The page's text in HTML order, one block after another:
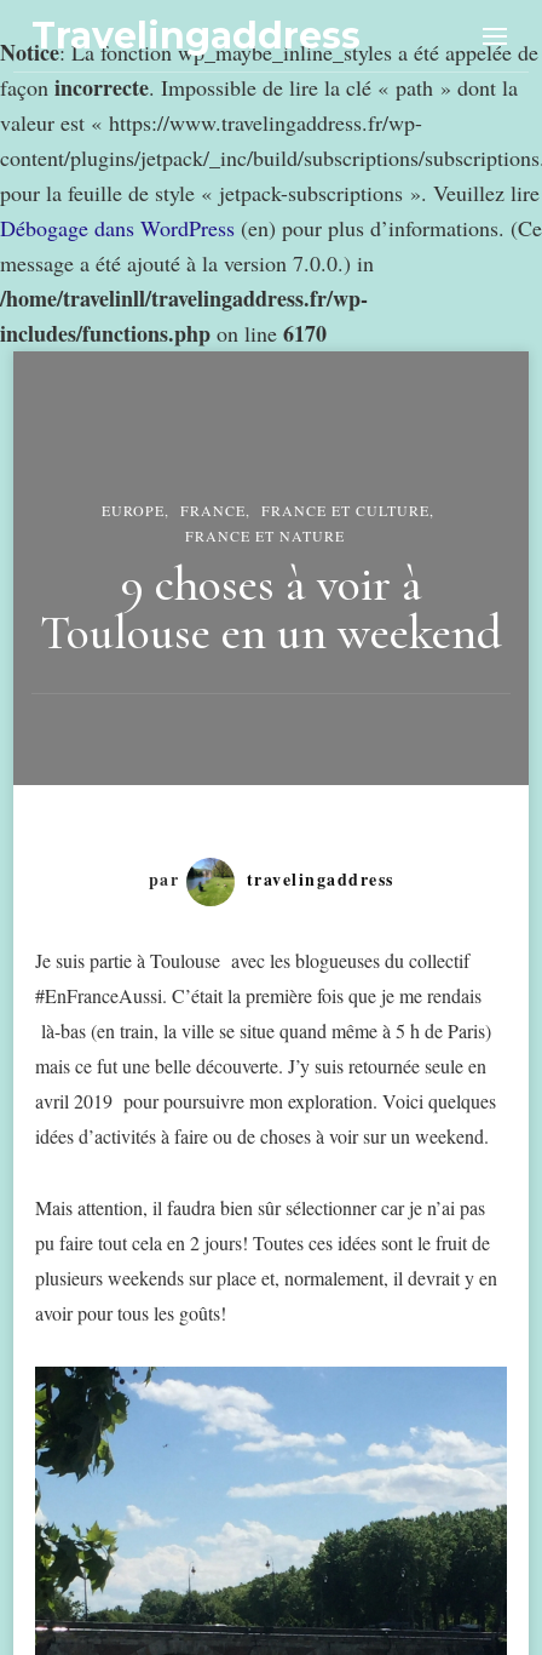
Notice: La fonction wp_maybe_inline_styles a été appelée de
façon incorrecte. Impossible de lire la clé « path » dont la
valeur est « https://www.travelingaddress.fr/wp-
content/plugins/jetpack/_inc/build/subscriptions/
pour la feuille de style « jetpack-subscriptions ». Veuillez lire
Débogage dans WordPress (en) pour plus d’informations. (Ce
message a été ajouté à la version 7.0.0.) in
/home/travelinll/travelingaddress.fr/wp-
includes/functions.php on line 6170
Travelingaddress
EUROPE FRANCE
FRANCE ET CULTURE
FRANCE ET NATURE
9 choses à voir à
Toulouse en un weekend
par travelingaddress
Je suis partie à Toulouse avec les blogueuses du collectif
#EnFranceAussi. C’était la première fois que je me rendais
là-bas (en train, la ville se situe quand même à 5 h de Paris)
mais ce fut une belle découverte. J’y suis retournée seule en
avril 2019 pour poursuivre mon exploration. Voici quelques
idées d’activités à faire ou de choses à voir sur un weekend.
Mais attention, il faudra bien sûr sélectionner car je n’ai pas
pu faire tout cela en 2 jours! Toutes ces idées sont le fruit de
plusieurs weekends sur place et, normalement, il devrait y en
avoir pour tous les goûts!